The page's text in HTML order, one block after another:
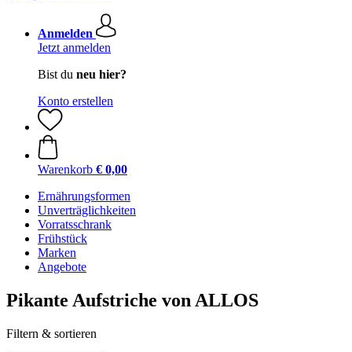
Anmelden
Jetzt anmelden
Bist du neu hier?
Konto erstellen
Warenkorb € 0,00
Ernährungsformen
Unverträglichkeiten
Vorratsschrank
Frühstück
Marken
Angebote
Pikante Aufstriche von ALLOS
Filtern & sortieren